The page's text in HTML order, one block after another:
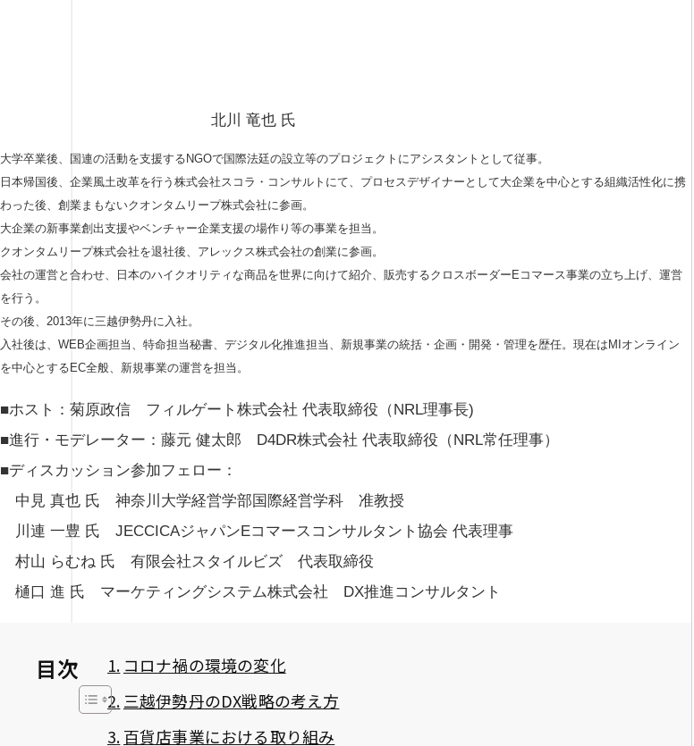
北川 竜也 氏
大学卒業後、国連の活動を支援するNGOで国際法廷の設立等のプロジェクトにアシスタントとして従事。
日本帰国後、企業風土改革を行う株式会社スコラ・コンサルトにて、プロセスデザイナーとして大企業を中心とする組織活性化に携
わった後、創業まもないクオンタムリープ株式会社に参画。
大企業の新事業創出支援やベンチャー企業支援の場作り等の事業を担当。
クオンタムリープ株式会社を退社後、アレックス株式会社の創業に参画。
会社の運営と合わせ、日本のハイクオリティな商品を世界に向けて紹介、販売するクロスボーダーEコマース事業の立ち上げ、運営
を行う。
その後、2013年に三越伊勢丹に入社。
入社後は、WEB企画担当、特命担当秘書、デジタル化推進担当、新規事業の統括・企画・開発・管理を歴任。現在はMIオンライン
を中心とするEC全般、新規事業の運営を担当。
■ホスト：菊原政信 フィルゲート株式会社 代表取締役（NRL理事長)
■進行・モデレーター：藤元 健太郎 D4DR株式会社 代表取締役（NRL常任理事）
■ディスカッション参加フェロー：
中見 真也 氏 神奈川大学経営学部国際経営学科 准教授
川連 一豊 氏 JECCICAジャパンEコマースコンサルタント協会 代表理事
村山 らむね 氏 有限会社スタイルビズ 代表取締役
樋口 進 氏 マーケティングシステム株式会社 DX推進コンサルタント
目次
コロナ禍の環境の変化
三越伊勢丹のDX戦略の考え方
百貨店事業における取り組み